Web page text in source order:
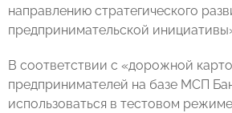
направлению стратегического
предпринимательской
В соответствии с «дорожной
предпринимателей на базе МСП
использоваться в тестовом